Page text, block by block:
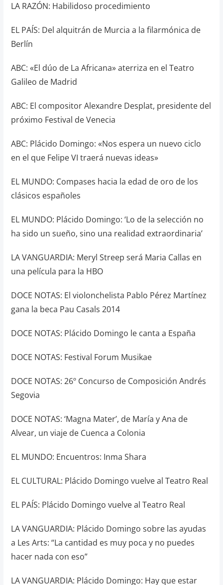
LA RAZÓN: Habilidoso procedimiento
EL PAÍS: Del alquitrán de Murcia a la filarmónica de
Berlín
ABC: «El dúo de La Africana» aterriza en el Teatro
Galileo de Madrid
ABC: El compositor Alexandre Desplat, presidente del
próximo Festival de Venecia
ABC: Plácido Domingo: «Nos espera un nuevo ciclo
en el que Felipe VI traerá nuevas ideas»
EL MUNDO: Compases hacia la edad de oro de los
clásicos españoles
EL MUNDO: Plácido Domingo: ‘Lo de la selección no
ha sido un sueño, sino una realidad extraordinaria’
LA VANGUARDIA: Meryl Streep será Maria Callas en
una película para la HBO
DOCE NOTAS: El violonchelista Pablo Pérez Martínez
gana la beca Pau Casals 2014
DOCE NOTAS: Plácido Domingo le canta a España
DOCE NOTAS: Festival Forum Musikae
DOCE NOTAS: 26º Concurso de Composición Andrés
Segovia
DOCE NOTAS: ‘Magna Mater’, de María y Ana de
Alvear, un viaje de Cuenca a Colonia
EL MUNDO: Encuentros: Inma Shara
EL CULTURAL: Plácido Domingo vuelve al Teatro Real
EL PAÍS: Plácido Domingo vuelve al Teatro Real
LA VANGUARDIA: Plácido Domingo sobre las ayudas
a Les Arts: “La cantidad es muy poca y no puedes
hacer nada con eso”
LA VANGUARDIA: Plácido Domingo: Hay que estar